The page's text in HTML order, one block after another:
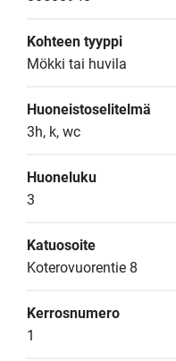
Kohteen tyyppi
Mökki tai huvila
Huoneistoselitelmä
3h, k, wc
Huoneluku
3
Katuosoite
Koterovuorentie 8
Kerrosnumero
1